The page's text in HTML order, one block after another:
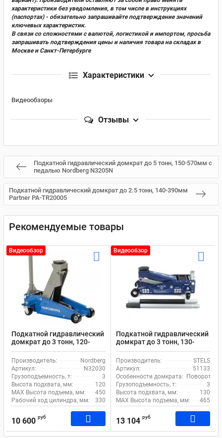
характеристики без уведомления, в том числе в инструкциях
(паспортах) - обязательно запрашивайте подтверждение значений
ключевых характеристик.
В связи со сложностями с валютой, логистикой и импортом, просьба
запрашивать подтверждения цены и наличия товара на складах в
Москве и Санкт-Петербурге
Характеристики
Видеообзоры
Отзывы
Подкатной гидравлический домкрат до 5 тонн, 150-570мм с
педалью Nordberg N3205N
Подкатной гидравлический домкрат до 2.5 тонн, 140-390мм
Partner PA-TR20005
Рекомендуемые товары
Видеообзор
Подкатной гидравлический
домкрат до 3 тонн, 120-
450мм Nordberg N32030
Производитель:
Nordberg
Артикул:
N32030
Грузоподъемность, т:
3
Высота подхвата, мм:
120
MAX Высота подъема, мм:
450
Рабочий ход цилиндра, мм:
330
10 600 руб
Видеообзор
Подкатной гидравлический
домкрат до 3 тонн, 130-
465мм STELS 51133
Производитель:
STELS
Артикул:
51133
Особенности домкрата:
Грузоподъемность, т:
3
Высота подхвата, мм:
130
MAX Высота подъема, мм:
465
13 104 руб